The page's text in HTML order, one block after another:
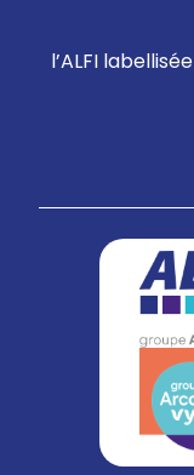
l’ALFI labellisée